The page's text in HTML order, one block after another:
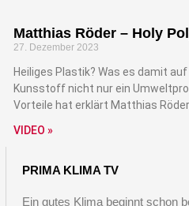
Matthias Röder – Holy
27. Dezember 2023
Heiliges Plastik? Was es damit
Kunsstoff nicht nur ein
Vorteile hat erklärt Matthias
VIDEO »
PRIMA KLIMA TV
Ein gutes Klima beginnt schon